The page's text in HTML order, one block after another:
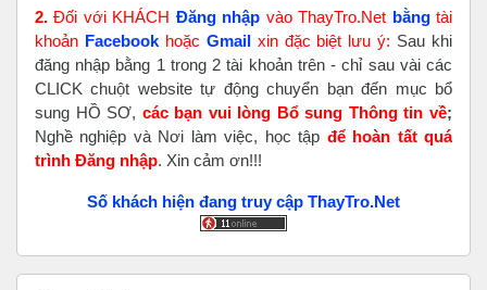
2. Đối với KHÁCH Đăng nhập vào ThayTro.Net bằngtài
khoản Facebook hoặc Gmailxin đặc biệt lưu ý: Sau khi
đăng nhập bằng 1 trong 2 tài khoản trên - chỉ sau vài các
CLICK chuột website tự động chuyển bạn đến mục bổ
sung HỒ SƠ, các bạn vui lòng Bổ sung Thông tin về;
Nghề nghiệp và Nơi làm việc, học tập để hoàn tấtquá
trình Đăng nhập. Xin cảm ơn!!!
Số khách hiện đang truy cập ThayTro.Net